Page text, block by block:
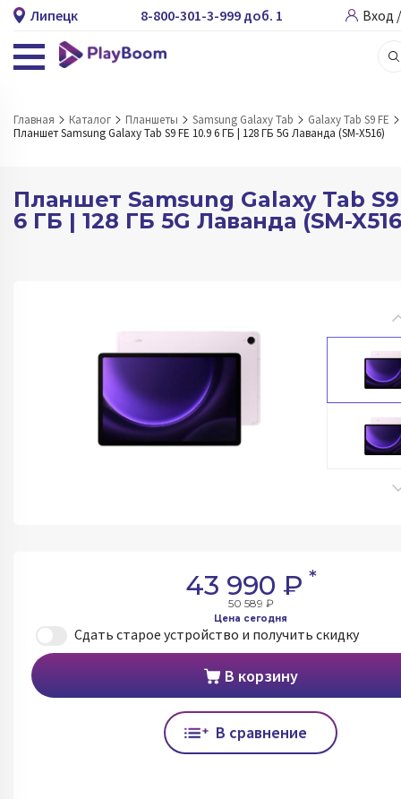
Липецк 8-800-301-3-999 доб. 1 Вход
Главная Каталог Планшеты Samsung Galaxy Tab
Galaxy Tab S9 FE
Планшет Samsung Galaxy Tab S9 FE 10.9 6 ГБ | 128 ГБ 5G Лаванда (SM-X516)
Планшет Samsung Galaxy Tab S9
6 ГБ | 128 ГБ 5G Лаванда (SM-
43 990 ₽ *
50 589 ₽
Цена сегодня
Сдать старое устройство и получить скидку
В корзину
В сравнение